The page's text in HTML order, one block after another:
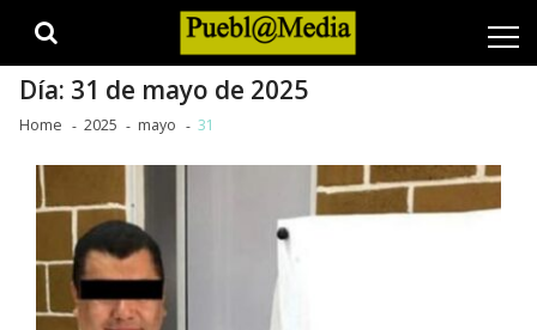
Día: 31 de mayo de 2025
Home 2025 mayo 31